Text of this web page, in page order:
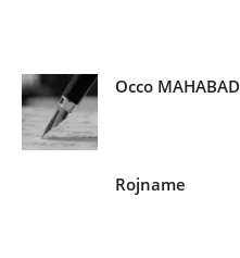
Occo MAHABAD
Rojname